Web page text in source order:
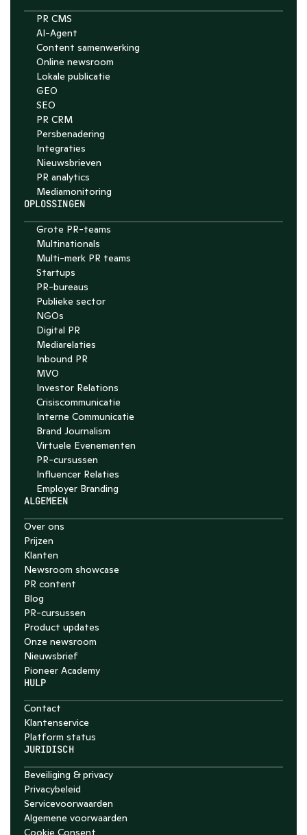
Chat with Nelson
PR CMS
AI-Agent
Content samenwerking
Online newsroom
Lokale publicatie
GEO
SEO
PR CRM
Persbenadering
Integraties
Nieuwsbrieven
PR analytics
Media­monitoring
OPLOSSINGEN
Grote PR-teams
Multinationals
Multi-merk PR teams
Startups
PR-bureaus
Publieke sector
NGOs
Digital PR
Mediarelaties
Inbound PR
MVO
Investor Relations
Crisiscommunicatie
Interne Communicatie
Brand Journalism
Virtuele Evenementen
PR-cursussen
Influencer Relaties
Employer Branding
ALGEMEEN
Over ons
Prijzen
Klanten
Newsroom showcase
PR content
Blog
PR-cursussen
Product updates
Onze newsroom
Nieuwsbrief
Pioneer Academy
HULP
Contact
Klantenservice
Platform status
JURIDISCH
Beveiliging & privacy
Privacybeleid
Servicevoorwaarden
Algemene voorwaarden
Cookie Consent